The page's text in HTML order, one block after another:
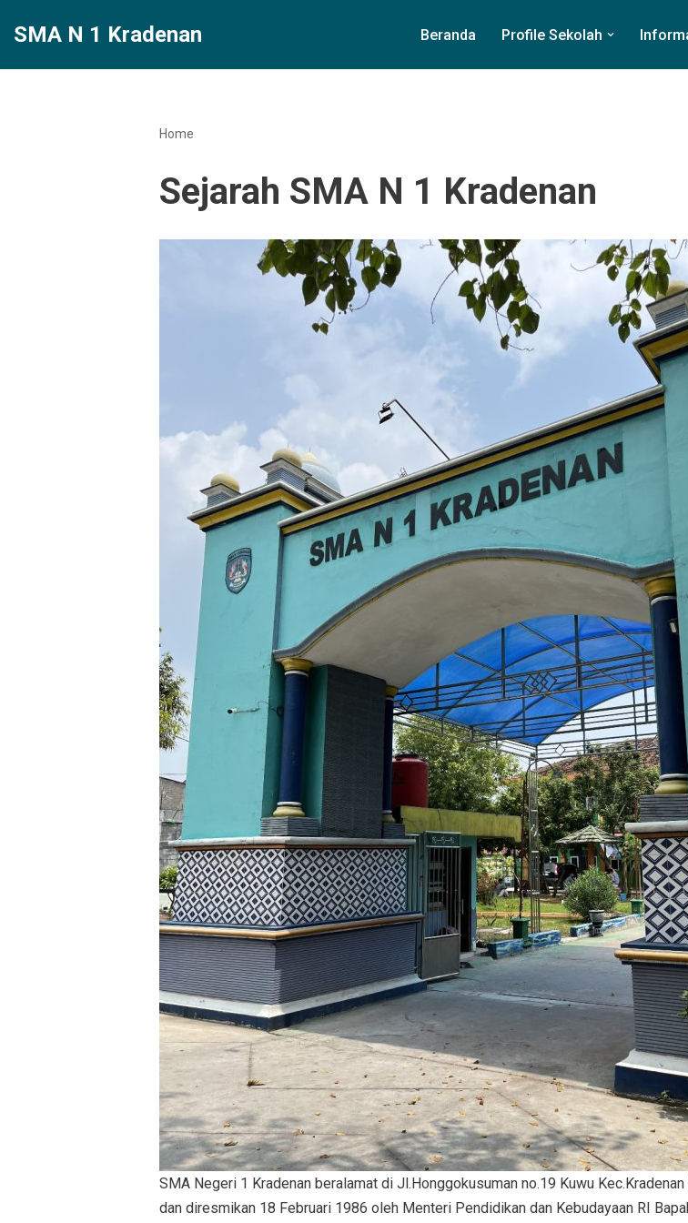
ke
SMA N 1 Kradenan Beranda Profile Sekolah
Home
Sejarah SMA N 1 Kradenan
SMA Negeri 1 Kradenan beralamat di Jl.Honggokusuman no.19 Kuwu
dan diresmikan 18 Februari 1986 oleh Menteri Pendidikan dan Kebudayaan RI